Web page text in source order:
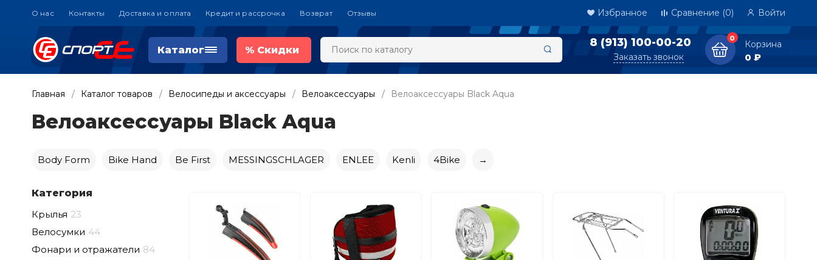
О нас Контакты Доставка и оплата Кредит и рассрочка Возврат Отзывы Избранное Сравнение (0) Войти
Каталог % Скидки
8 (913) 100-00-20
Заказать звонок
0
Корзина
0 ₽
Главная Каталог товаров Велосипеды и аксессуары Велоаксессуары Велоаксессуары Black Aqua
Велоаксессуары Black Aqua
Body Form Bike Hand Be First MESSINGSCHLAGER ENLEE Kenli 4Bike →
Категория
Крылья 23
Велосумки 44
Фонари и отражатели 84